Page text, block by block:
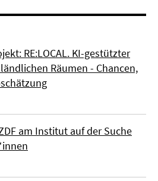
RE:LOCAL. KI-gestützter
Räumen - Chancen,
am Institut auf der Suche